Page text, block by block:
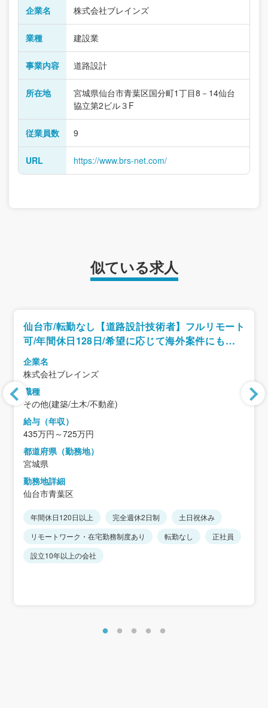
企業名 株式会社ブレインズ
業種 建設業
事業内容 道路設計
所在地
宮城県仙台市青葉区国分町1丁目8－14仙台
協立第2ビル３F
従業員数 9
URL https://www.brs-net.com/
似ている求人
仙台市/転勤なし【道路設計技術者】フルリモート
可/年間休日128日/希望に応じて海外案件にも携わ
れます！/服装・髪型自由
企業名
株式会社ブレインズ
職種
その他(建築/土木/不動産)
給与（年収）
435万円～725万円
都道府県（勤務地）
宮城県
勤務地詳細
仙台市青葉区
年間休日120日以上 完全週休2日制
土日祝休み
リモートワーク・在宅勤務制度あり
転勤なし
正社員
設立10年以上の会社